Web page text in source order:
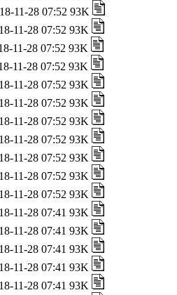
11-28 07:52 93K
11-28 07:52 93K
11-28 07:52 93K
11-28 07:52 93K
11-28 07:52 93K
11-28 07:52 93K
11-28 07:52 93K
11-28 07:52 93K
11-28 07:52 93K
11-28 07:52 93K
11-28 07:52 93K
11-28 07:41 93K
11-28 07:41 93K
11-28 07:41 93K
11-28 07:41 93K
11-28 07:41 93K